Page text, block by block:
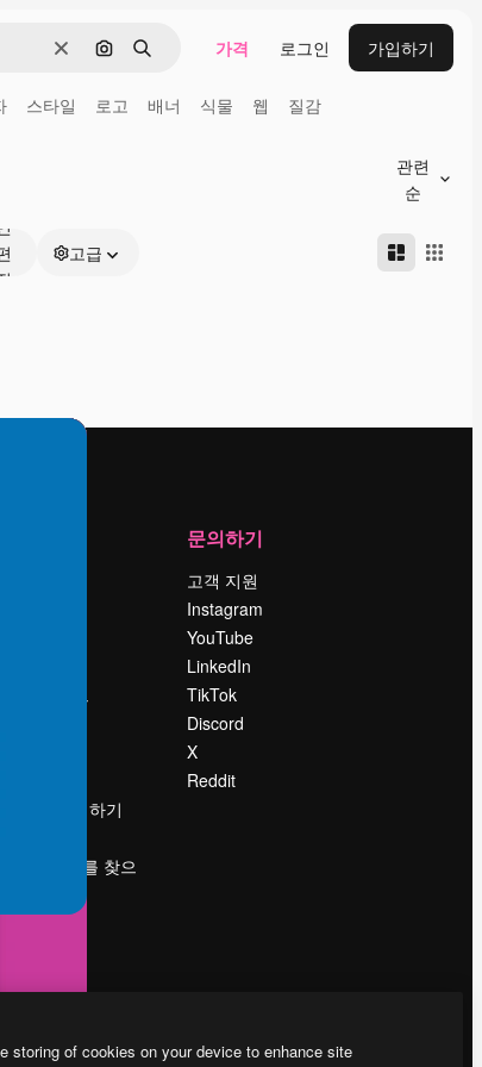
지우기이미지로 검색
검색 가격 로그인 가입하기
스타일 로고 배너 식물 웹 질감
관련
순
인
고급
검색 트렌드
콘텐츠 판매하기
magnific.ai를 찾으
문의하기
고객 지원
Instagram
YouTube
LinkedIn
TikTok
Discord
X
Reddit
storing of cookies on your device to enhance site